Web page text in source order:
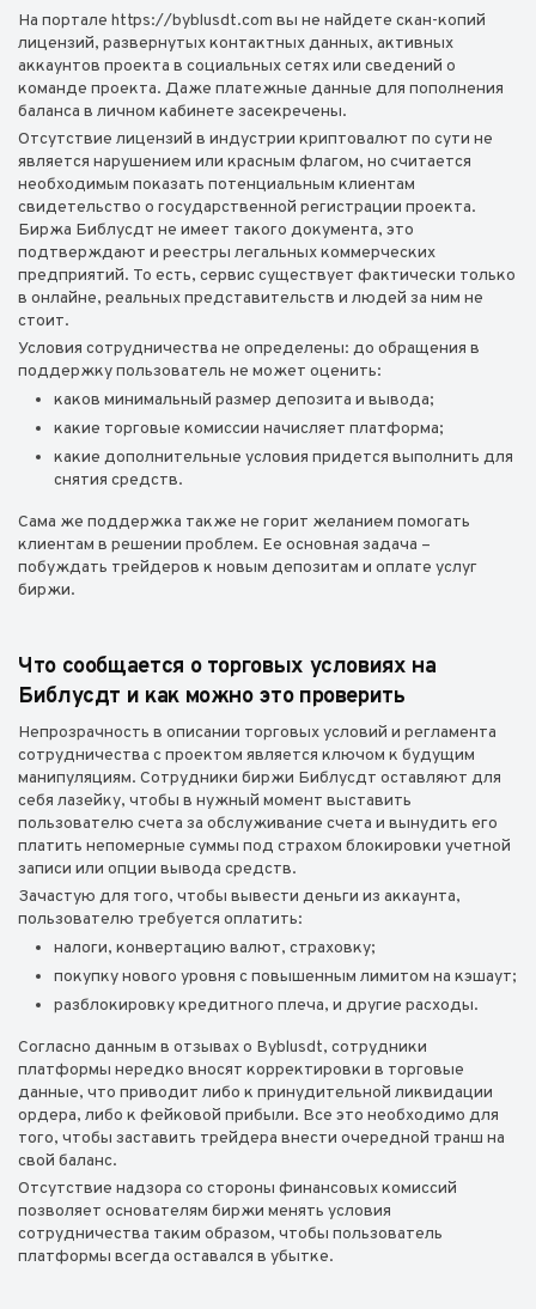
На портале https://byblusdt.com вы не найдете скан-копий
лицензий, развернутых контактных данных, активных
аккаунтов проекта в социальных сетях или сведений о
команде проекта. Даже платежные данные для пополнения
баланса в личном кабинете засекречены.
Отсутствие лицензий в индустрии криптовалют по сути не
является нарушением или красным флагом, но считается
необходимым показать потенциальным клиентам
свидетельство о государственной регистрации проекта.
Биржа Библусдт не имеет такого документа, это
подтверждают и реестры легальных коммерческих
предприятий. То есть, сервис существует фактически только
в онлайне, реальных представительств и людей за ним не
стоит.
Условия сотрудничества не определены: до обращения в
поддержку пользователь не может оценить:
каков минимальный размер депозита и вывода;
какие торговые комиссии начисляет платформа;
какие дополнительные условия придется выполнить для
снятия средств.
Сама же поддержка также не горит желанием помогать
клиентам в решении проблем. Ее основная задача –
побуждать трейдеров к новым депозитам и оплате услуг
биржи.
Что сообщается о торговых условиях на
Библусдт и как можно это проверить
Непрозрачность в описании торговых условий и регламента
сотрудничества с проектом является ключом к будущим
манипуляциям. Сотрудники биржи Библусдт оставляют для
себя лазейку, чтобы в нужный момент выставить
пользователю счета за обслуживание счета и вынудить его
платить непомерные суммы под страхом блокировки учетной
записи или опции вывода средств.
Зачастую для того, чтобы вывести деньги из аккаунта,
пользователю требуется оплатить:
налоги, конвертацию валют, страховку;
покупку нового уровня с повышенным лимитом на кэшаут;
разблокировку кредитного плеча, и другие расходы.
Согласно данным в отзывах о Byblusdt, сотрудники
платформы нередко вносят корректировки в торговые
данные, что приводит либо к принудительной ликвидации
ордера, либо к фейковой прибыли. Все это необходимо для
того, чтобы заставить трейдера внести очередной транш на
свой баланс.
Отсутствие надзора со стороны финансовых комиссий
позволяет основателям биржи менять условия
сотрудничества таким образом, чтобы пользователь
платформы всегда оставался в убытке.